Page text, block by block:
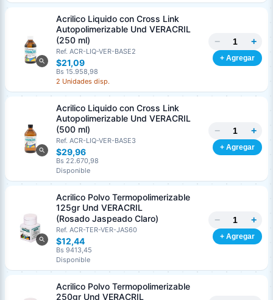
Acrilico Liquido con Cross Link
Autopolimerizable Und VERACRIL
(250 ml)
Ref. ACR-LIQ-VER-BASE2
$21,09
Bs 15.958,98
2 Unidades disp.
− +
+ Agregar
Acrilico Liquido con Cross Link
Autopolimerizable Und VERACRIL
(500 ml)
Ref. ACR-LIQ-VER-BASE3
$29,96
Bs 22.670,98
Disponible
− +
+ Agregar
Acrilico Polvo Termopolimerizable
125gr Und VERACRIL
(Rosado Jaspeado Claro)
Ref. ACR-TER-VER-JAS60
$12,44
Bs 9413,45
Disponible
− +
+ Agregar
Acrilico Polvo Termopolimerizable
250gr Und VERACRIL